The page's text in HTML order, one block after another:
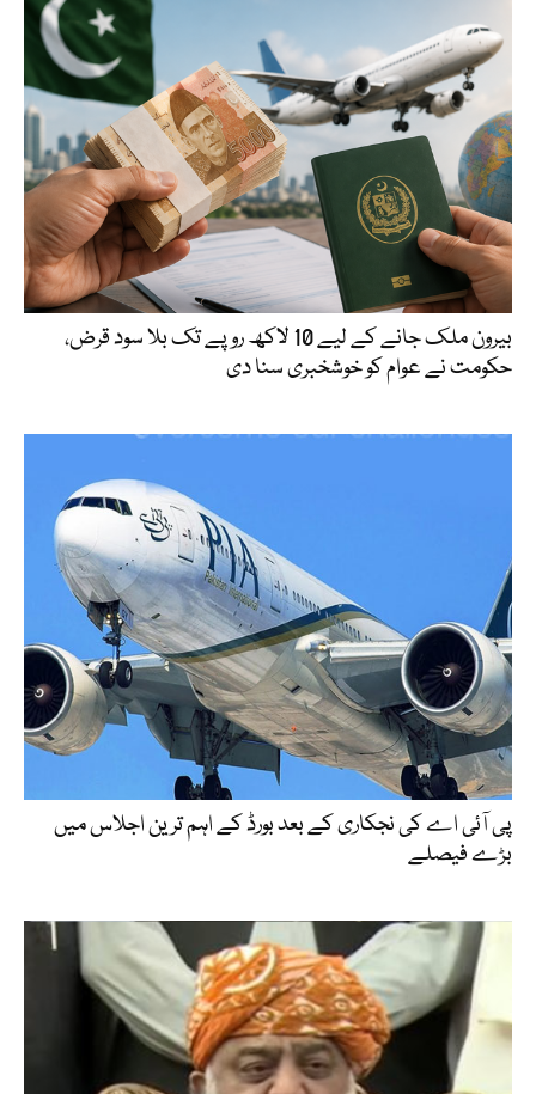
بیرون ملک جانے کے لیے 10 لاکھ روپے تک بلا سود قرض،
حکومت نے عوام کو خوشخبری سنا دی
پی آئی اے کی نجکاری کے بعد بورڈ کے اہم ترین اجلاس میں
بڑے فیصلے